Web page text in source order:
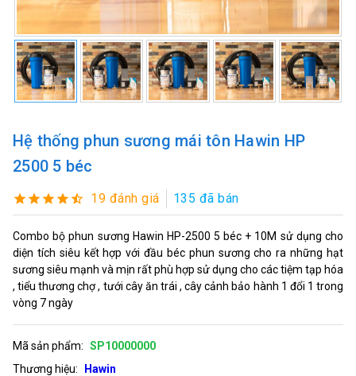
Hệ thống phun sương mái tôn Hawin HP
2500 5 béc
19 đánh giá 135 đã bán
Combo bộ phun sương Hawin HP-2500 5 béc + 10M sử dụng cho
diện tích siêu kết hợp với đầu béc phun sương cho ra những hạt
sương siêu mạnh và mịn rất phù hợp sử dụng cho các tiệm tạp hóa
, tiểu thương chợ , tưới cây ăn trái , cây cảnh bảo hành 1 đổi 1 trong
vòng 7 ngày
Mã sản phẩm: SP10000000
Thương hiệu:
Hawin